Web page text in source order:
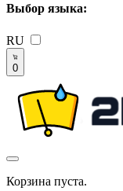
Выбор языка:
RU
0
Корзина пуста.